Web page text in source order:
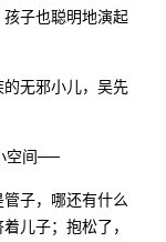
子也聪明地演起
无邪小儿，吴先
空间──
子，哪还有什么
儿子；抱松了，